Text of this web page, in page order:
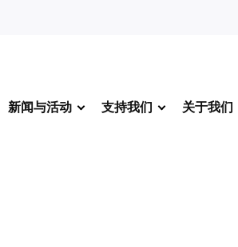
新闻与活动 支持我们 关于我们